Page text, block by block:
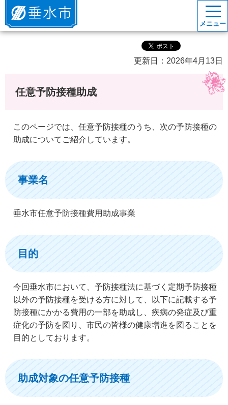
垂水市
メニュー
更新日：2026年4月13日
任意予防接種助成
このページでは、任意予防接種のうち、次の予防接種の
助成についてご紹介しています。
事業名
垂水市任意予防接種費用助成事業
目的
今回垂水市において、予防接種法に基づく定期予防接種
以外の予防接種を受ける方に対して、以下に記載する予
防接種にかかる費用の一部を助成し、疾病の発症及び重
症化の予防を図り、市民の皆様の健康増進を図ることを
目的としております。
助成対象の任意予防接種